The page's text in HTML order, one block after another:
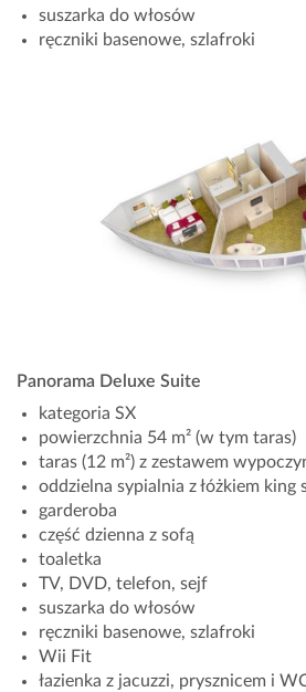
suszarka do włosów
ręczniki basenowe, szlafroki
Panorama Deluxe Suite
kategoria SX
powierzchnia 54 m² (w tym taras)
taras (12 m²) z zestawem
oddzielna sypialnia z łóżkiem king
garderoba
część dzienna z sofą
toaletka
TV, DVD, telefon, sejf
suszarka do włosów
ręczniki basenowe, szlafroki
Wii Fit
łazienka z jacuzzi, prysznicem i